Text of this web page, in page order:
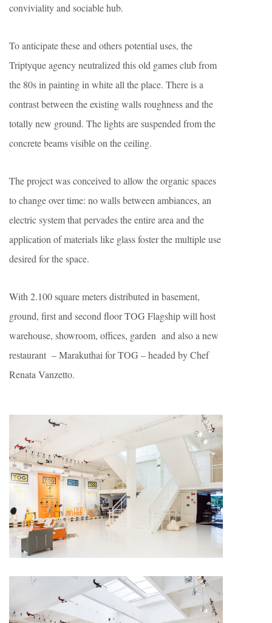
conviviality and sociable hub.
To anticipate these and others potential uses, the
Triptyque agency neutralized this old games club from
the 80s in painting in white all the place. There is a
contrast between the existing walls roughness and the
totally new ground. The lights are suspended from the
concrete beams visible on the ceiling.
The project was conceived to allow the organic spaces
to change over time: no walls between ambiances, an
electric system that pervades the entire area and the
application of materials like glass foster the multiple use
desired for the space.
With 2.100 square meters distributed in basement,
ground, first and second floor TOG Flagship will host
warehouse, showroom, offices, garden and also a new
restaurant – Marakuthai for TOG – headed by Chef
Renata Vanzetto.